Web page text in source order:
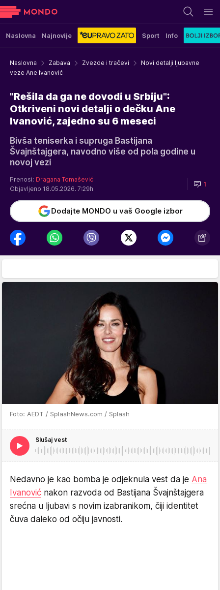
Naslovna Najnovije Sport Info
Naslovna Zabava Zvezde i tračevi
Novi detalji ljubavne
veze Ane Ivanović
"Rešila da ga ne dovodi u Srbiju":
Otkriveni novi detalji o dečku Ane
Ivanović, zajedno su 6 meseci
Bivša teniserka i supruga Bastijana
Švajnštajgera, navodno više od pola godine u
novoj vezi
Prenosi: Dragana Tomašević
Objavljeno 18.05.2026. 7:29h
1
Dodajte MONDO u vaš Google izbor
Foto: AEDT / SplashNews.com / Splash
Slušaj vest
Nedavno je kao bomba je odjeknula vest da je Ana
Ivanović nakon razvoda od Bastijana Švajnštajgera
srećna u ljubavi s novim izabranikom, čiji identitet
čuva daleko od očiju javnosti.